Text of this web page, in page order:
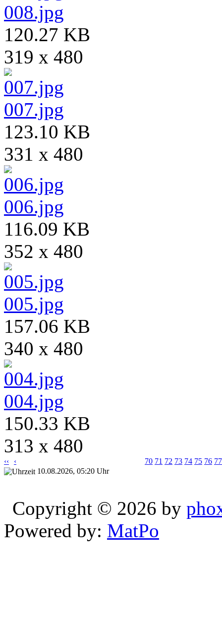
008.jpg
120.27 KB
319 x 480
007.jpg
123.10 KB
331 x 480
006.jpg
116.09 KB
352 x 480
005.jpg
157.06 KB
340 x 480
004.jpg
150.33 KB
313 x 480
‹‹ ‹ 70 71 72 73 74 75 76 77
10.08.2026, 05:20 Uhr
Copyright © 2026 by
Powered by: MatPo